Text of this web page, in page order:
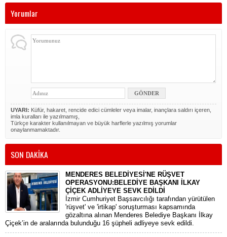
Yorumlar
UYARI: Küfür, hakaret, rencide edici cümleler veya imalar, inançlara saldırı içeren,
imla kuralları ile yazılmamış,
Türkçe karakter kullanılmayan ve büyük harflerle yazılmış yorumlar
onaylanmamaktadır.
SON DAKİKA
MENDERES BELEDİYESİ'NE RÜŞVET
OPERASYONU:BELEDİYE BAŞKANI İLKAY
ÇİÇEK ADLİYEYE SEVK EDİLDİ
​İzmir Cumhuriyet Başsavcılığı tarafından yürütülen
'rüşvet' ve 'irtikap' soruşturması kapsamında
gözaltına alınan Menderes Belediye Başkanı İlkay
Çiçek’in de aralarında bulunduğu 16 şüpheli adliyeye sevk edildi.